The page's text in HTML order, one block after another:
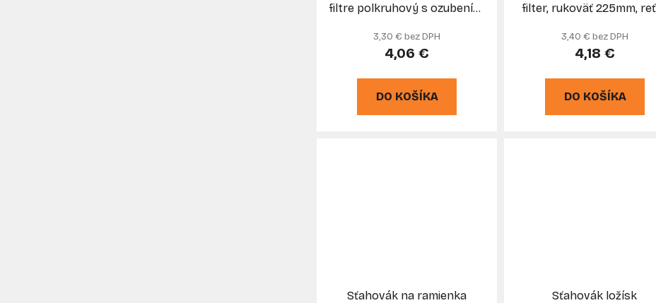
filtre polkruhový s ozubením,
3,30 € bez DPH
4,06 €
DO KOŠÍKA
filter, rukoväť 225mm,
3,40 € bez DPH
4,18 €
DO KOŠÍKA
Sťahovák na ramienka
Sťahovák ložísk